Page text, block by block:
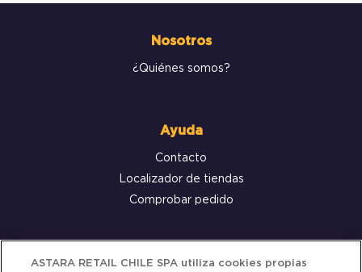
Nosotros
¿Quiénes somos?
Ayuda
Contacto
Localizador de tiendas
Comprobar pedido
Servicio al cliente
ASTARA RETAIL CHILE SPA utiliza cookies propias